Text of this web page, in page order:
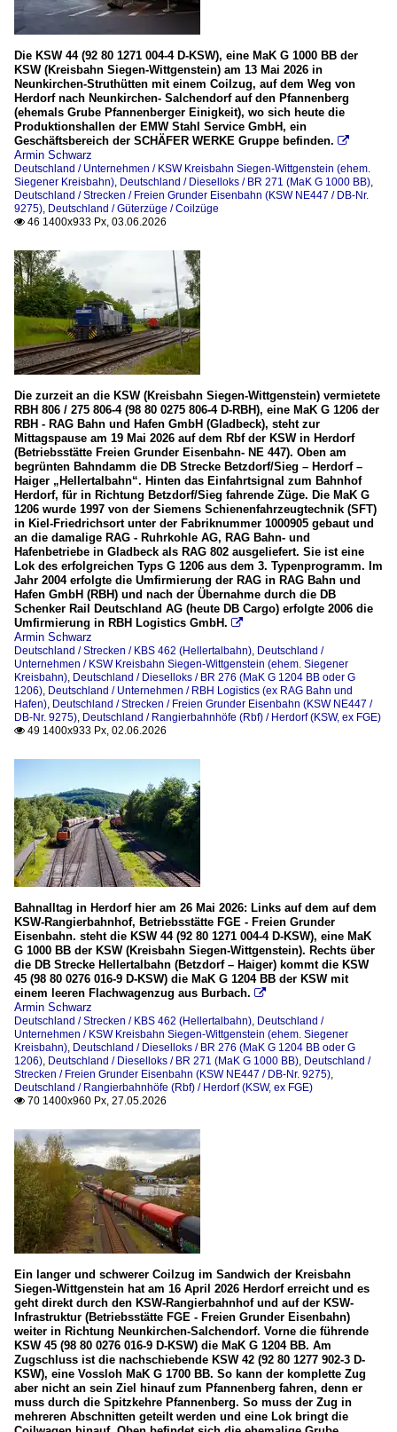
Die KSW 44 (92 80 1271 004-4 D-KSW), eine MaK G 1000 BB der
KSW (Kreisbahn Siegen-Wittgenstein) am 13 Mai 2026 in
Neunkirchen-Struthütten mit einem Coilzug, auf dem Weg von
Herdorf nach Neunkirchen- Salchendorf auf den Pfannenberg
(ehemals Grube Pfannenberger Einigkeit), wo sich heute die
Produktionshallen der EMW Stahl Service GmbH, ein
Geschäftsbereich der SCHÄFER WERKE Gruppe befinden. 
Armin Schwarz
Deutschland / Unternehmen / KSW Kreisbahn Siegen-Wittgenstein (ehem.
Siegener Kreisbahn) Deutschland / Dieselloks / BR 271 (MaK G 1000 BB)
Deutschland / Strecken / Freien Grunder Eisenbahn (KSW NE447 / DB-Nr.
9275) Deutschland / Güterzüge / Coilzüge
 46 1400x933 Px, 03.06.2026
Die zurzeit an die KSW (Kreisbahn Siegen-Wittgenstein) vermietete
RBH 806 / 275 806-4 (98 80 0275 806-4 D-RBH), eine MaK G 1206 der
RBH - RAG Bahn und Hafen GmbH (Gladbeck), steht zur
Mittagspause am 19 Mai 2026 auf dem Rbf der KSW in Herdorf
(Betriebsstätte Freien Grunder Eisenbahn- NE 447). Oben am
begrünten Bahndamm die DB Strecke Betzdorf/Sieg – Herdorf –
Haiger „Hellertalbahn“. Hinten das Einfahrtsignal zum Bahnhof
Herdorf, für in Richtung Betzdorf/Sieg fahrende Züge. Die MaK G
1206 wurde 1997 von der Siemens Schienenfahrzeugtechnik (SFT)
in Kiel-Friedrichsort unter der Fabriknummer 1000905 gebaut und
an die damalige RAG - Ruhrkohle AG, RAG Bahn- und
Hafenbetriebe in Gladbeck als RAG 802 ausgeliefert. Sie ist eine
Lok des erfolgreichen Typs G 1206 aus dem 3. Typenprogramm. Im
Jahr 2004 erfolgte die Umfirmierung der RAG in RAG Bahn und
Hafen GmbH (RBH) und nach der Übernahme durch die DB
Schenker Rail Deutschland AG (heute DB Cargo) erfolgte 2006 die
Umfirmierung in RBH Logistics GmbH. 
Armin Schwarz
Deutschland / Strecken / KBS 462 (Hellertalbahn) Deutschland /
Unternehmen / KSW Kreisbahn Siegen-Wittgenstein (ehem. Siegener
Kreisbahn) Deutschland / Dieselloks / BR 276 (MaK G 1204 BB oder G
1206) Deutschland / Unternehmen / RBH Logistics (ex RAG Bahn und
Hafen) Deutschland / Strecken / Freien Grunder Eisenbahn (KSW NE447 /
DB-Nr. 9275) Deutschland / Rangierbahnhöfe (Rbf) / Herdorf (KSW, ex FGE)
 49 1400x933 Px, 02.06.2026
Bahnalltag in Herdorf hier am 26 Mai 2026: Links auf dem auf dem
KSW-Rangierbahnhof, Betriebsstätte FGE - Freien Grunder
Eisenbahn. steht die KSW 44 (92 80 1271 004-4 D-KSW), eine MaK
G 1000 BB der KSW (Kreisbahn Siegen-Wittgenstein). Rechts über
die DB Strecke Hellertalbahn (Betzdorf – Haiger) kommt die KSW
45 (98 80 0276 016-9 D-KSW) die MaK G 1204 BB der KSW mit
einem leeren Flachwagenzug aus Burbach. 
Armin Schwarz
Deutschland / Strecken / KBS 462 (Hellertalbahn) Deutschland /
Unternehmen / KSW Kreisbahn Siegen-Wittgenstein (ehem. Siegener
Kreisbahn) Deutschland / Dieselloks / BR 276 (MaK G 1204 BB oder G
1206) Deutschland / Dieselloks / BR 271 (MaK G 1000 BB) Deutschland /
Strecken / Freien Grunder Eisenbahn (KSW NE447 / DB-Nr. 9275)
Deutschland / Rangierbahnhöfe (Rbf) / Herdorf (KSW, ex FGE)
 70 1400x960 Px, 27.05.2026
Ein langer und schwerer Coilzug im Sandwich der Kreisbahn
Siegen-Wittgenstein hat am 16 April 2026 Herdorf erreicht und es
geht direkt durch den KSW-Rangierbahnhof und auf der KSW-
Infrastruktur (Betriebsstätte FGE - Freien Grunder Eisenbahn)
weiter in Richtung Neunkirchen-Salchendorf. Vorne die führende
KSW 45 (98 80 0276 016-9 D-KSW) die MaK G 1204 BB. Am
Zugschluss ist die nachschiebende KSW 42 (92 80 1277 902-3 D-
KSW), eine Vossloh MaK G 1700 BB. So kann der komplette Zug
aber nicht an sein Ziel hinauf zum Pfannenberg fahren, denn er
muss durch die Spitzkehre Pfannenberg. So muss der Zug in
mehreren Abschnitten geteilt werden und eine Lok bringt die